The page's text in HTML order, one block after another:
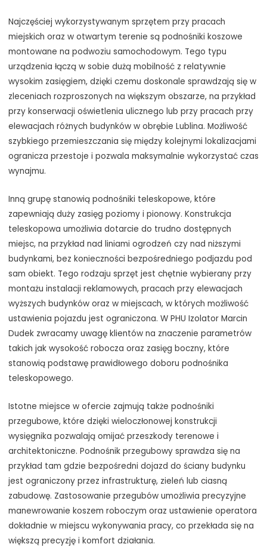
Najczęściej wykorzystywanym sprzętem przy pracach
miejskich oraz w otwartym terenie są podnośniki koszowe
montowane na podwoziu samochodowym. Tego typu
urządzenia łączą w sobie dużą mobilność z relatywnie
wysokim zasięgiem, dzięki czemu doskonale sprawdzają się w
zleceniach rozproszonych na większym obszarze, na przykład
przy konserwacji oświetlenia ulicznego lub przy pracach przy
elewacjach różnych budynków w obrębie Lublina. Możliwość
szybkiego przemieszczania się między kolejnymi lokalizacjami
ogranicza przestoje i pozwala maksymalnie wykorzystać czas
wynajmu.
Inną grupę stanowią podnośniki teleskopowe, które
zapewniają duży zasięg poziomy i pionowy. Konstrukcja
teleskopowa umożliwia dotarcie do trudno dostępnych
miejsc, na przykład nad liniami ogrodzeń czy nad niższymi
budynkami, bez konieczności bezpośredniego podjazdu pod
sam obiekt. Tego rodzaju sprzęt jest chętnie wybierany przy
montażu instalacji reklamowych, pracach przy elewacjach
wyższych budynków oraz w miejscach, w których możliwość
ustawienia pojazdu jest ograniczona. W PHU Izolator Marcin
Dudek zwracamy uwagę klientów na znaczenie parametrów
takich jak wysokość robocza oraz zasięg boczny, które
stanowią podstawę prawidłowego doboru podnośnika
teleskopowego.
Istotne miejsce w ofercie zajmują także podnośniki
przegubowe, które dzięki wieloczłonowej konstrukcji
wysięgnika pozwalają omijać przeszkody terenowe i
architektoniczne. Podnośnik przegubowy sprawdza się na
przykład tam gdzie bezpośredni dojazd do ściany budynku
jest ograniczony przez infrastrukturę, zieleń lub ciasną
zabudowę. Zastosowanie przegubów umożliwia precyzyjne
manewrowanie koszem roboczym oraz ustawienie operatora
dokładnie w miejscu wykonywania pracy, co przekłada się na
większą precyzję i komfort działania.